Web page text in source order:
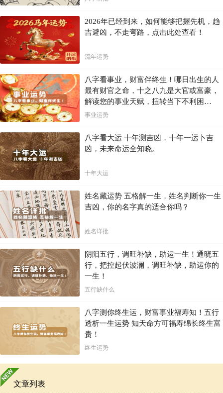
作非言、言而无信者，更有必不可信者。《梦林玄解》
梦见狗狗怀孕的案例解析
梦境：梦见家门口成了大海，家里有很多狗狗，还有一只狗生了四
解梦：狗是人类最好的朋友，梦中的狗象征着人际关系。感觉梦里
的狗对你很友好，表示你和朋友之间相处得很融洽。大海无边无际，有
一说象征着生活的重担没有尽头，但是也有一说象征着希望。大海象征
着精神压力重负下的萌发的希望和勇气。
2026年已经到来，如何能够把握先机，趋
吉避凶，不走弯路，点击此处查看！
流年运势
八字看事业，财富伴终生！哪日出生的人
最有财官之命，十之八九是大官或富豪，
解读您的事业天赋，扭转当下不利困
局！！
事业运势
八字看大运 十年测吉凶，十年一运卜吉
凶，未来命运全知晓。
十年大运
姓名藏运势 五格解一生，姓名判断你一生
吉凶，你的名字真的适合你吗？
姓名详批
阴阳五行，调旺补缺，助运一生！通晓五
行，把控起伏波澜，调旺补缺，助运你的
一生！
五行缺什么
八字测你终生运，财富事业福寿知！五行
透析一生运势 知天命方可福寿绵长终生富
贵！
终生运势
文章列表